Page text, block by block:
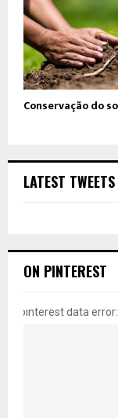
Conservação do
LATEST TWEETS
ON PINTEREST
pinterest data